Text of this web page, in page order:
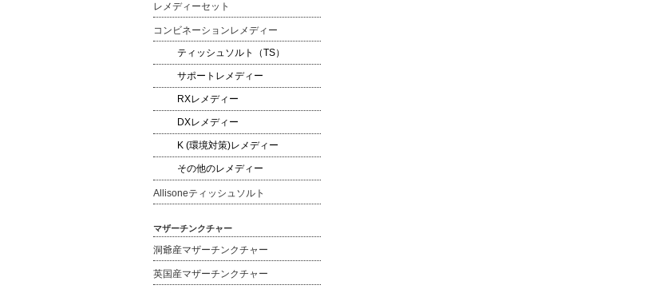
レメディーセット
コンビネーションレメディー
ティッシュソルト（TS）
サポートレメディー
RXレメディー
DXレメディー
K (環境対策)レメディー
その他のレメディー
Allisoneティッシュソルト
マザーチンクチャー
洞爺産マザーチンクチャー
英国産マザーチンクチャー